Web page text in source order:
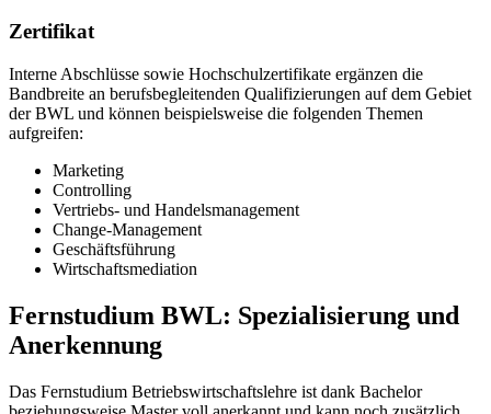
Zertifikat
Interne Abschlüsse sowie Hochschulzertifikate ergänzen die
Bandbreite an berufsbegleitenden Qualifizierungen auf dem Gebiet
der BWL und können beispielsweise die folgenden Themen
aufgreifen:
Marketing
Controlling
Vertriebs- und Handelsmanagement
Change-Management
Geschäftsführung
Wirtschaftsmediation
Fernstudium BWL: Spezialisierung und
Anerkennung
Das Fernstudium Betriebswirtschaftslehre ist dank Bachelor